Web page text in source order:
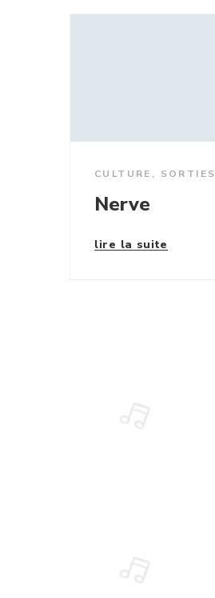
CULTURE , SORTIES
Nerve
lire la suite